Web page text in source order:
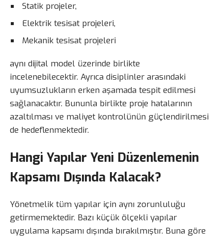
Statik projeler,
Elektrik tesisat projeleri,
Mekanik tesisat projeleri
aynı dijital model üzerinde birlikte
incelenebilecektir. Ayrıca disiplinler arasındaki
uyumsuzlukların erken aşamada tespit edilmesi
sağlanacaktır. Bununla birlikte proje hatalarının
azaltılması ve maliyet kontrolünün güçlendirilmesi
de hedeflenmektedir.
Hangi Yapılar Yeni Düzenlemenin
Kapsamı Dışında Kalacak?
Yönetmelik tüm yapılar için aynı zorunluluğu
getirmemektedir. Bazı küçük ölçekli yapılar
uygulama kapsamı dışında bırakılmıştır. Buna göre